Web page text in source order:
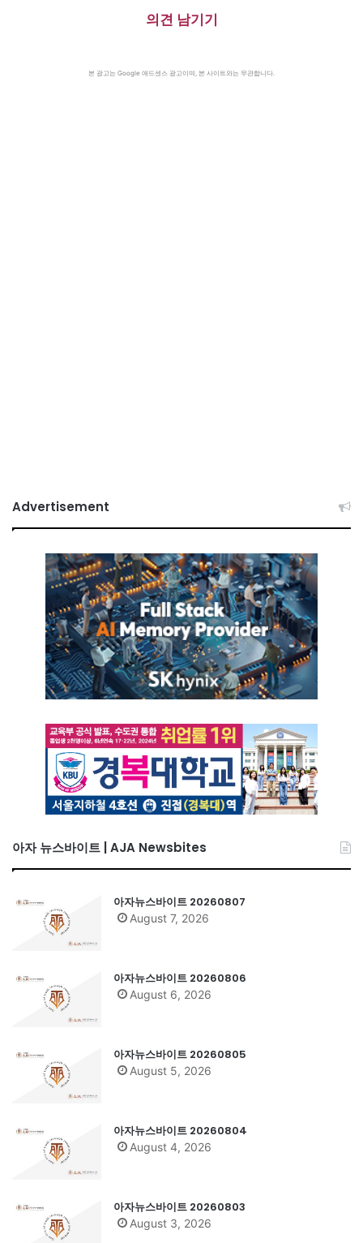
의견 남기기
본 광고는 Google 애드센스 광고이며, 본 사이트와는 무관합니다.
Advertisement
아자 뉴스바이트 | AJA Newsbites
아자뉴스바이트 20260807
August 7, 2026
아자뉴스바이트 20260806
August 6, 2026
아자뉴스바이트 20260805
August 5, 2026
아자뉴스바이트 20260804
August 4, 2026
아자뉴스바이트 20260803
August 3, 2026